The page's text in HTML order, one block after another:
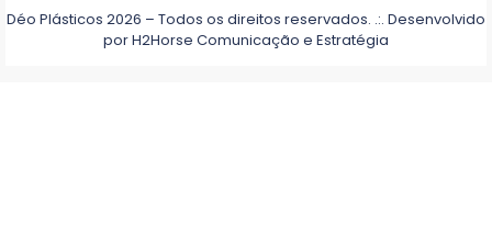
Déo Plásticos 2026 – Todos os direitos reservados. .:. Desenvolvido
porH2Horse Comunicação e Estratégia